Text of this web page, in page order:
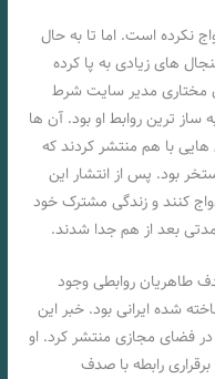
نکرده است. اما تا به حال
های زیادی به پا کرده
مختاری مدیر سایت شرط
ساز ترین روابط او بود. آن ها
هایی با هم منتشر کردند که
بود. پس از انتشار این
کنند و زندگی مشترک خود
مدتی بعد از هم جدا شدند.
طاهریان روابطی وجود
شده ایرانی بود. خبر این
در فضای مجازی منتشر کرد. او
رابطه با صدف